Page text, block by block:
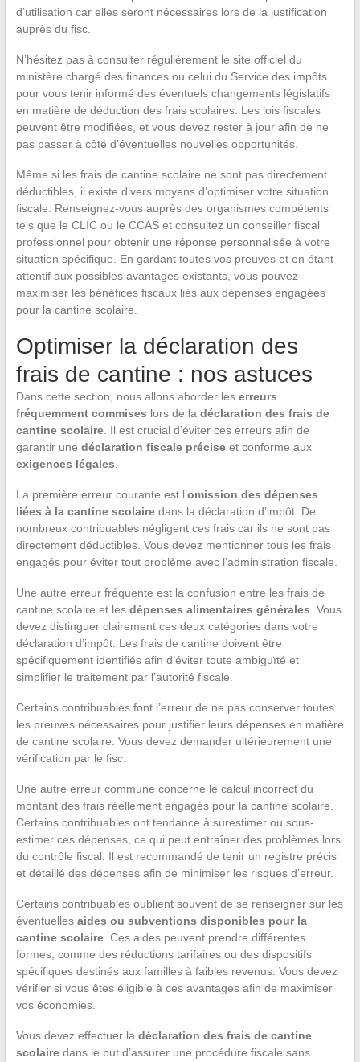
d’utilisation car elles seront nécessaires lors de la justification
auprès du fisc.
N’hésitez pas à consulter régulièrement le site officiel du
ministère chargé des finances ou celui du Service des impôts
pour vous tenir informé des éventuels changements législatifs
en matière de déduction des frais scolaires. Les lois fiscales
peuvent être modifiées, et vous devez rester à jour afin de ne
pas passer à côté d’éventuelles nouvelles opportunités.
Même si les frais de cantine scolaire ne sont pas directement
déductibles, il existe divers moyens d’optimiser votre situation
fiscale. Renseignez-vous auprès des organismes compétents
tels que le CLIC ou le CCAS et consultez un conseiller fiscal
professionnel pour obtenir une réponse personnalisée à votre
situation spécifique. En gardant toutes vos preuves et en étant
attentif aux possibles avantages existants, vous pouvez
maximiser les bénéfices fiscaux liés aux dépenses engagées
pour la cantine scolaire.
Optimiser la déclaration des
frais de cantine : nos astuces
Dans cette section, nous allons aborder les erreurs
fréquemment commises lors de la déclaration des frais de
cantine scolaire. Il est crucial d’éviter ces erreurs afin de
garantir une déclaration fiscale préciseet conforme aux
exigences légales
La première erreur courante est l’omission des dépenses
liées à la cantine scolairedans la déclaration d’impôt. De
nombreux contribuables négligent ces frais car ils ne sont pas
directement déductibles. Vous devez mentionner tous les frais
engagés pour éviter tout problème avec l’administration fiscale.
Une autre erreur fréquente est la confusion entre les frais de
cantine scolaire et les dépenses alimentaires générales . Vous
devez distinguer clairement ces deux catégories dans votre
déclaration d’impôt. Les frais de cantine doivent être
spécifiquement identifiés afin d’éviter toute ambiguïté et
simplifier le traitement par l’autorité fiscale.
Certains contribuables font l’erreur de ne pas conserver toutes
les preuves nécessaires pour justifier leurs dépenses en matière
de cantine scolaire. Vous devez demander ultérieurement une
vérification par le fisc.
Une autre erreur commune concerne le calcul incorrect du
montant des frais réellement engagés pour la cantine scolaire.
Certains contribuables ont tendance à surestimer ou sous-
estimer ces dépenses, ce qui peut entraîner des problèmes lors
du contrôle fiscal. Il est recommandé de tenir un registre précis
et détaillé des dépenses afin de minimiser les risques d’erreur.
Certains contribuables oublient souvent de se renseigner sur les
éventuelles aides ou subventions disponibles pour la
cantine scolaire. Ces aides peuvent prendre différentes
formes, comme des réductions tarifaires ou des dispositifs
spécifiques destinés aux familles à faibles revenus. Vous devez
vérifier si vous êtes éligible à ces avantages afin de maximiser
vos économies.
Vous devez effectuer la déclaration des frais de cantine
scolairedans le but d’assurer une procédure fiscale sans